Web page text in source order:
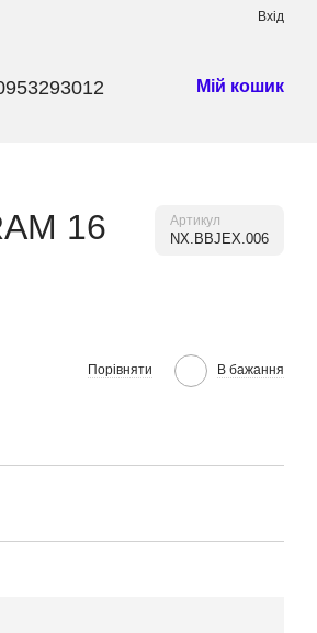
Вхід
Мій кошик
16
Артикул
NX.BBJEX.006
Порівняти В бажання